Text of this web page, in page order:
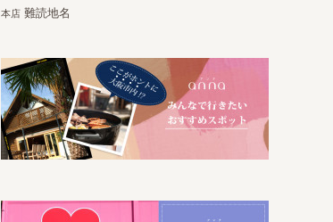
本店 難読地名